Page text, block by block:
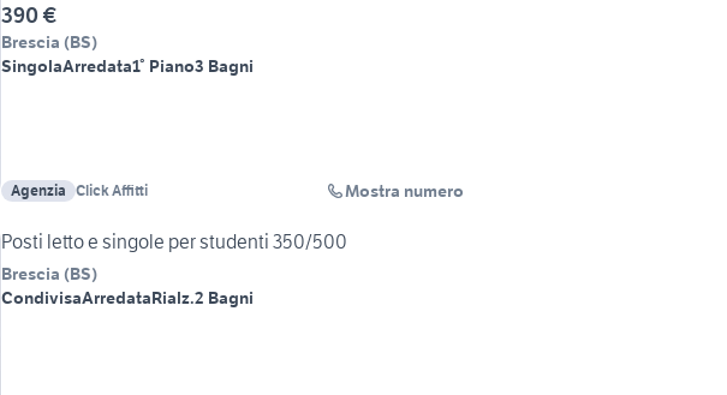
390 €
Brescia (BS)
SingolaArredata1° Piano3 Bagni
Agenzia Click Affitti Mostra numero
Posti letto e singole per studenti 350/500
Brescia (BS)
CondivisaArredataRialz.2 Bagni